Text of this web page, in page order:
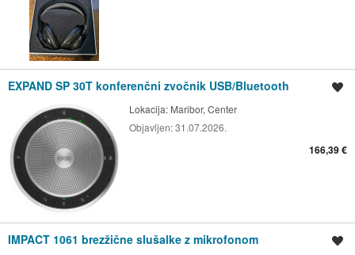
EXPAND SP 30T konferenčni zvočnik USB/Bluetooth
Lokacija: Maribor, Center
Objavljen:31.07.2026.
166,39 €
IMPACT 1061 brezžične slušalke z mikrofonom